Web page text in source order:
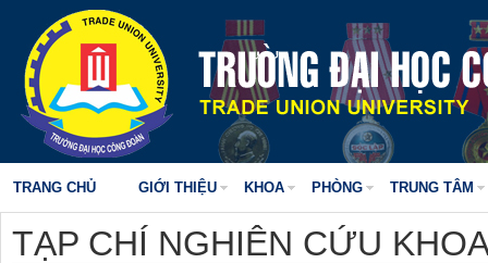
TRANG CHỦ GIỚI THIỆU KHOA PHÒNG TRUNG TÂM
TẠP CHÍ NGHIÊN CỨU